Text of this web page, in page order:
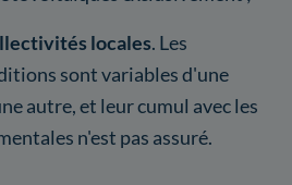
locales. Les
sont variables d'une
autre, et leur cumul avec les
n'est pas assuré.